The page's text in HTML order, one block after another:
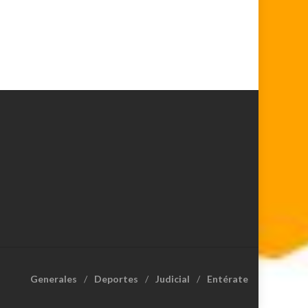
Generales Deportes Judicial Entérate